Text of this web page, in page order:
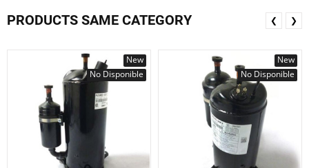
PRODUCTS SAME CATEGORY
New
No Disponible
New
No Disponible
❮ ❯